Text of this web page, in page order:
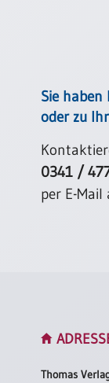
Sie haben
oder zu
0341 /
per E-Mail
Thomas